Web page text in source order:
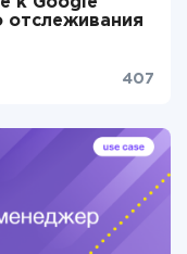
отслеживания
407